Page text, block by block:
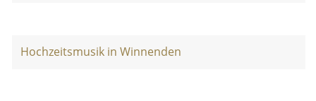
Hochzeitsmusik in Winnenden